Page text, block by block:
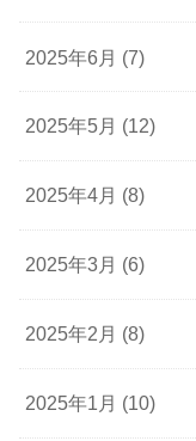
2025年6月 (7)
2025年5月 (12)
2025年4月 (8)
2025年3月 (6)
2025年2月 (8)
2025年1月 (10)